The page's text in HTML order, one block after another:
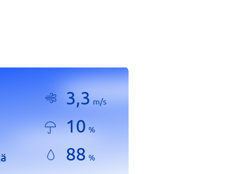
3,3 m/s
10 %
88 %